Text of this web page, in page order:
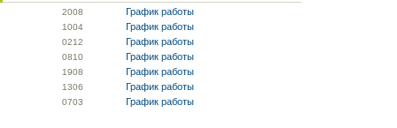
2008 График работы
1004 График работы
0212 График работы
0810 График работы
1908 График работы
1306 График работы
0703 График работы